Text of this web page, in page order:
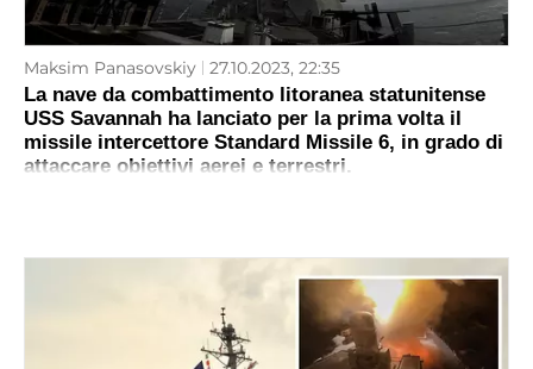
Maksim Panasovskiy 27.10.2023, 22:35
La nave da combattimento litoranea statunitense
USS Savannah ha lanciato per la prima volta il
missile intercettore Standard Missile 6, in grado di
attaccare obiettivi aerei e terrestri.